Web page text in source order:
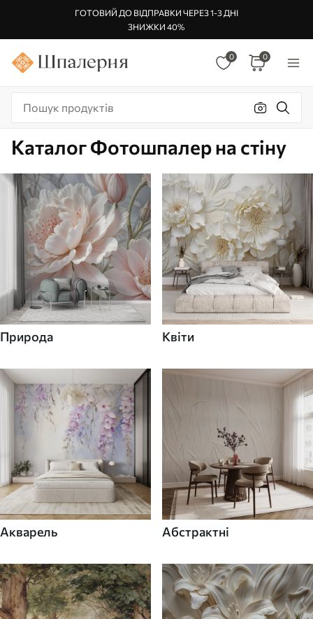
ГОТОВИЙ ДО ВІДПРАВКИ ЧЕРЕЗ 1-3 ДНІ
ЗНИЖКИ 40%
0 0
Каталог Фотошпалер на стіну
Природа Квіти
Акварель Абстрактні